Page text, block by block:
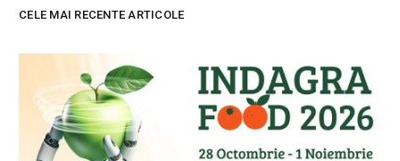
CELE MAI RECENTE ARTICOLE